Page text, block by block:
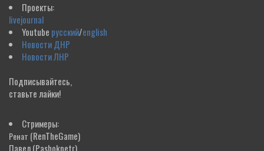
Проекты:
livejournal
Youtube русский/english
Новости ДНР
Новости ЛНР
Подписывайтесь,
ставьте лайки!
Стримеры:
Ренат (RenTheGame)
Павел(Pashokpetr)